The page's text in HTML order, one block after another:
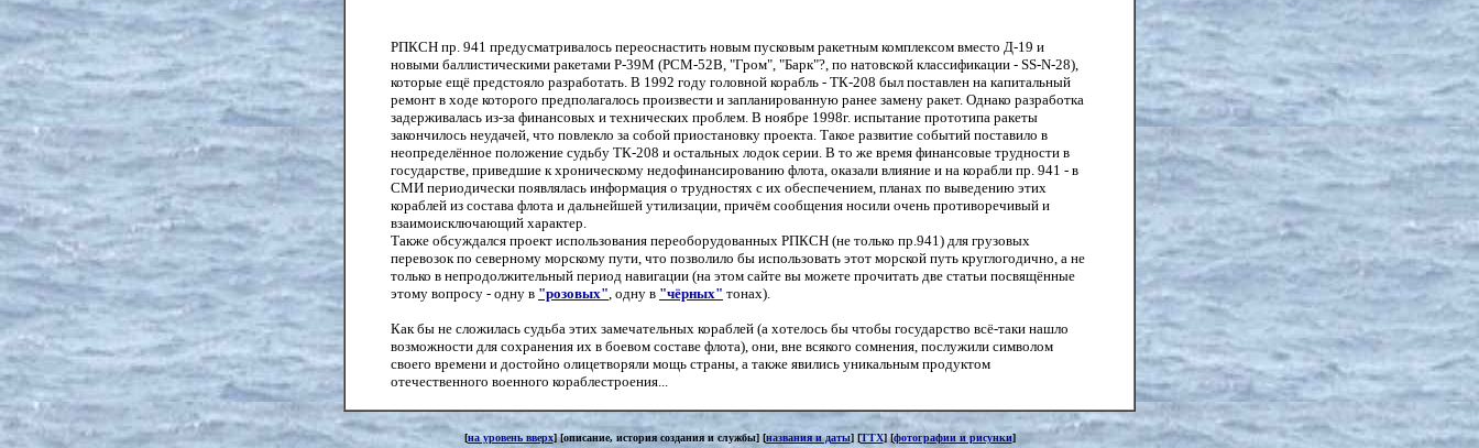
РПКСН пр. 941 предусматривалось переоснастить новым пусковым ракетным комплексом вместо Д-19 и
новыми баллистическими ракетами Р-39М (РСМ-52В, "Гром", "Барк"?, по натовской классификации - SS-N-28),
которые ещё предстояло разработать. В 1992 году головной корабль - ТК-208 был поставлен на капитальный
ремонт в ходе которого предполагалось произвести и запланированную ранее замену ракет. Однако разработка
задерживалась из-за финансовых и технических проблем. В ноябре 1998г. испытание прототипа ракеты
закончилось неудачей, что повлекло за собой приостановку проекта. Такое развитие событий поставило в
неопределённое положение судьбу ТК-208 и остальных лодок серии. В то же время финансовые трудности в
государстве, приведшие к хроническому недофинансированию флота, оказали влияние и на корабли пр. 941 - в
СМИ периодически появлялась информация о трудностях с их обеспечением, планах по выведению этих
кораблей из состава флота и дальнейшей утилизации, причём сообщения носили очень противоречивый и
взаимоисключающий характер.
Также обсуждался проект использования переоборудованных РПКСН (не только пр.941) для грузовых
перевозок по северному морскому пути, что позволило бы использовать этот морской путь круглогодично, а не
только в непродолжительный период навигации (на этом сайте вы можете прочитать две статьи посвящённые
этому вопросу - одну в "розовых", одну в "чёрных" тонах).
Как бы не сложилась судьба этих замечательных кораблей (а хотелось бы чтобы государство всё-таки нашло
возможности для сохранения их в боевом составе флота), они, вне всякого сомнения, послужили символом
своего времени и достойно олицетворяли мощь страны, а также явились уникальным продуктом
отечественного военного кораблестроения...
[на уровень вверх] [описание, история создания и службы] [названия и даты] [ТТХ] [фотографии и рисунки]